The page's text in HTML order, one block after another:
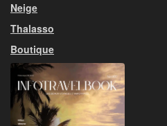
Neige
Thalasso
Boutique